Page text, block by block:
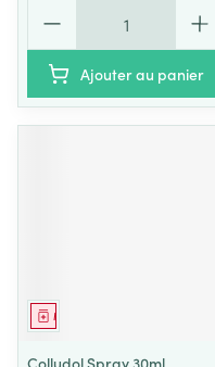
Ajouter au panier
Médicament
Colludol Spray 30ml